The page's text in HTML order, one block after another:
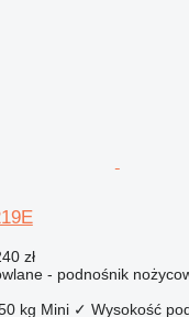
zł
- podnośnik
kg Mini ✓ Wysokość